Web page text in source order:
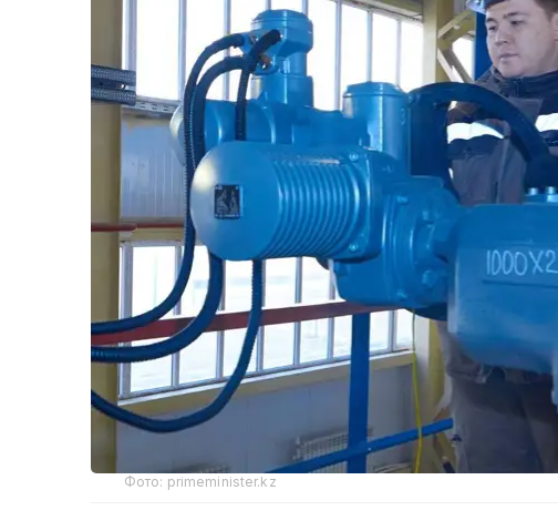
Фото: primeminister.kz